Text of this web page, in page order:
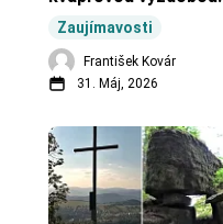
Zaujímavosti
František Kovár
31. Máj, 2026